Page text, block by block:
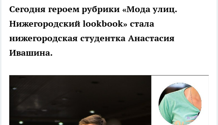
Сегодня героем рубрики «Мода улиц.
Нижегородский lookbook» стала
нижегородская студентка Анастасия
Ивашина.